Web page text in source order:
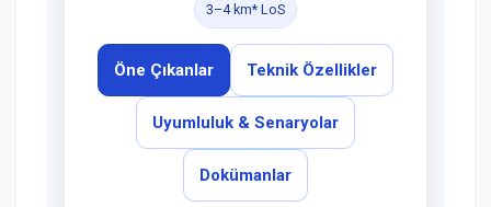
3–4 km* LoS
Öne Çıkanlar Teknik Özellikler
Uyumluluk & Senaryolar
Dokümanlar